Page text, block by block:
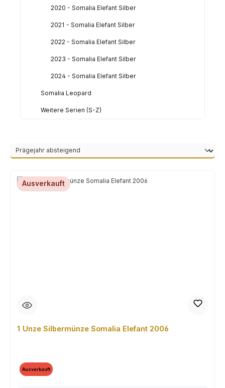
2020 - Somalia Elefant Silber
2021 - Somalia Elefant Silber
2022 - Somalia Elefant Silber
2023 - Somalia Elefant Silber
2024 - Somalia Elefant Silber
Somalia Leopard
Weitere Serien (S-Z)
Ausverkauft
1 Unze Silbermünze Somalia Elefant 2006
Ausverkauft